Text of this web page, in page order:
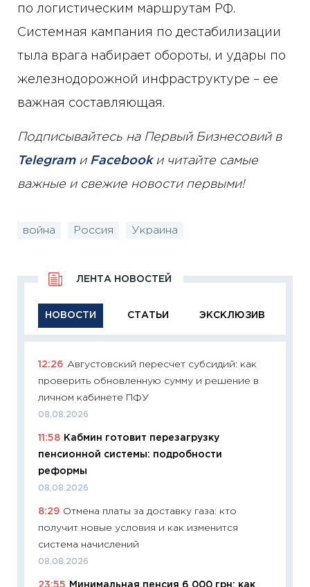
по логистическим маршрутам РФ.
Системная кампания по дестабилизации
тыла врага набирает обороты, и удары по
железнодорожной инфраструктуре – ее
важная составляющая.
Подписывайтесь на Первый Бизнесовий в
Telegramи Facebookи читайте самые
важные и свежие новости первыми!
война Россия Украина
НОВОСТИ СТАТЬИ ЭКСКЛЮЗИВ
ЛЕНТА НОВОСТЕЙ
12:26 Августовский пересчет субсидий: как
проверить обновленную сумму и решение в
личном кабинете ПФУ
08.08.2026
11:58 Кабмин готовит перезагрузку
пенсионной системы: подробности
реформы
08.08.2026
8:29 Отмена платы за доставку газа: кто
получит новые условия и как изменится
система начислений
08.08.2026
23:55 Минимальная пенсия 6 000 грн: как